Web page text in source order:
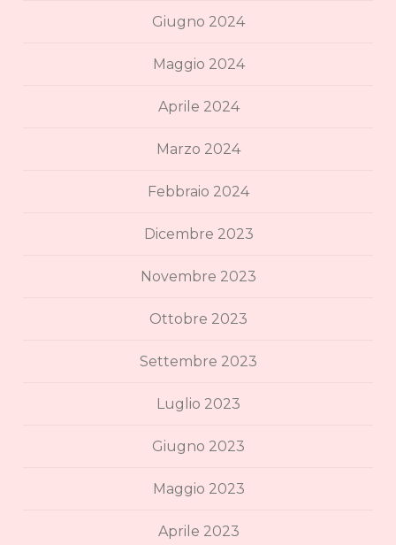
Giugno 2024
Maggio 2024
Aprile 2024
Marzo 2024
Febbraio 2024
Dicembre 2023
Novembre 2023
Ottobre 2023
Settembre 2023
Luglio 2023
Giugno 2023
Maggio 2023
Aprile 2023